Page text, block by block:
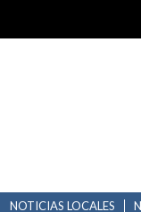
NOTICIAS LOCALES